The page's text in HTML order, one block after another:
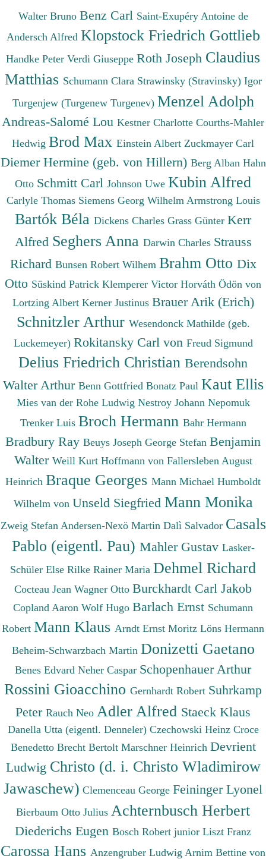
Walter Bruno Benz Carl Saint-Exupéry Antoine de
Andersch Alfred Klopstock Friedrich Gottlieb
Handke Peter Verdi Giuseppe Roth Joseph Claudius
Matthias Schumann Clara Strawinsky (Stravinsky) Igor
Turgenjew (Turgenew Turgenev) Menzel Adolph
Andreas-Salomé Lou Kestner Charlotte Courths-Mahler
Hedwig Brod Max Einstein Albert Zuckmayer Carl
Diemer Hermine (geb. von Hillern) Berg Alban Hahn
Otto Schmitt Carl Johnson Uwe Kubin Alfred
Carlyle Thomas Siemens Georg Wilhelm Armstrong Louis
Bartók Béla Dickens Charles Grass Günter Kerr
Alfred Seghers Anna Darwin Charles Strauss
Richard Bunsen Robert Wilhem Brahm Otto Dix
Otto Süskind Patrick Klemperer Victor Horváth Ödön von
Lortzing Albert Kerner Justinus Brauer Arik (Erich)
Schnitzler Arthur Wesendonck Mathilde (geb.
Luckemeyer) Rokitansky Carl von Freud Sigmund
Delius Friedrich Christian Berendsohn
Walter Arthur Benn Gottfried Bonatz Paul Kaut Ellis
Mies van der Rohe Ludwig Nestroy Johann Nepomuk
Trenker Luis Broch Hermann Bahr Hermann
Bradbury Ray Beuys Joseph George Stefan Benjamin
Walter Weill Kurt Hoffmann von Fallersleben August
Heinrich Braque Georges Mann Michael Humboldt
Wilhelm von Unseld Siegfried Mann Monika
Zweig Stefan Andersen-Nexö Martin Dalì Salvador Casals
Pablo (eigentl. Pau) Mahler Gustav Lasker-
Schüler Else Rilke Rainer Maria Dehmel Richard
Cocteau Jean Wagner Otto Burckhardt Carl Jakob
Copland Aaron Wolf Hugo Barlach Ernst Schumann
Robert Mann Klaus Arndt Ernst Moritz Löns Hermann
Beheim-Schwarzbach Martin Donizetti Gaetano
Benes Edvard Neher Caspar Schopenhauer Arthur
Rossini Gioacchino Gernhardt Robert Suhrkamp
Peter Rauch Neo Adler Alfred Staeck Klaus
Danella Utta (eigentl. Denneler) Czechowski Heinz Croce
Benedetto Brecht Bertolt Marschner Heinrich Devrient
Ludwig Christo (d. i. Christo Wladimirow
Jawaschew) Clemenceau George Feininger Lyonel
Bierbaum Otto Julius Achternbusch Herbert
Diederichs Eugen Bosch Robert junior Liszt Franz
Carossa Hans Anzengruber Ludwig Arnim Bettine von